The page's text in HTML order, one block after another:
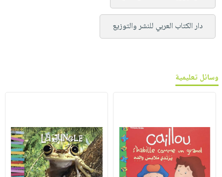
دار الكتاب العربي للنشر والتوزيع
وسائل تعليمية